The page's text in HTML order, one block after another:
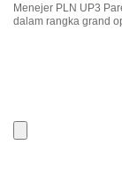
Menejer PLN UP3
dalam rangka grand